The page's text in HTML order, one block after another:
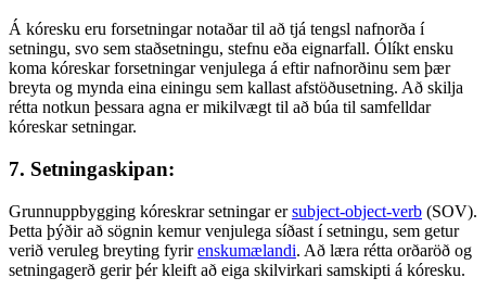
Á kóresku eru forsetningar notaðar til að tjá tengsl nafnorða í
setningu, svo sem staðsetningu, stefnu eða eignarfall. Ólíkt ensku
koma kóreskar forsetningar venjulega á eftir nafnorðinu sem þær
breyta og mynda eina einingu sem kallast afstöðusetning. Að skilja
rétta notkun þessara agna er mikilvægt til að búa til samfelldar
kóreskar setningar.
7. Setningaskipan:
Grunnuppbygging kóreskrar setningar ersubject-object-verb (SOV).
Þetta þýðir að sögnin kemur venjulega síðast í setningu, sem getur
verið veruleg breyting fyrirenskumælandi. Að læra rétta orðaröð og
setningagerð gerir þér kleift að eiga skilvirkari samskipti á kóresku.